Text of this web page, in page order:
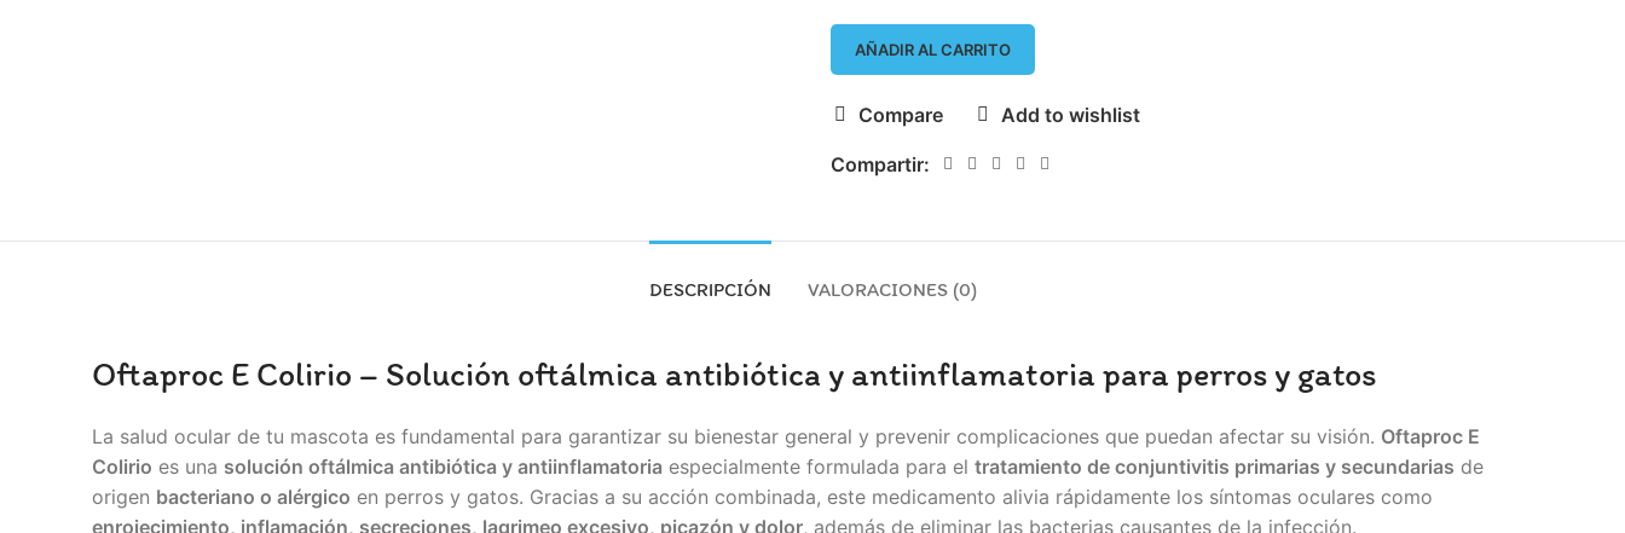
AÑADIR AL CARRITO
Compare Add to wishlist
Compartir:
DESCRIPCIÓN VALORACIONES (0)
Oftaproc E Colirio – Solución oftálmica antibiótica y antiinflamatoria para perros y gatos
La salud ocular de tu mascota es fundamental para garantizar su bienestar general y prevenir complicaciones que puedan afectar su visión. Oftaproc E
Colirio es una solución oftálmica antibiótica y antiinflamatoria especialmente formulada para el tratamiento de conjuntivitis primarias y secundarias de
origen bacteriano o alérgico en perros y gatos. Gracias a su acción combinada, este medicamento alivia rápidamente los síntomas oculares como
enrojecimiento, inflamación, secreciones, lagrimeo excesivo, picazón y dolor, además de eliminar las bacterias causantes de la infección.